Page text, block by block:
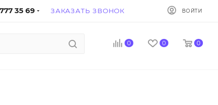
35 69 ЗАКАЗАТЬ ЗВОНОК ВОЙТИ
0 0 0